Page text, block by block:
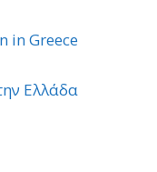
in Greece
Ελλάδα